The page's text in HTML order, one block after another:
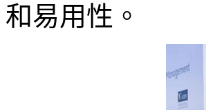
和易用性。